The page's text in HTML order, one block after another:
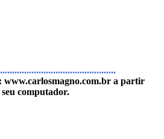
www.carlosmagno.com.bra partir
computador.